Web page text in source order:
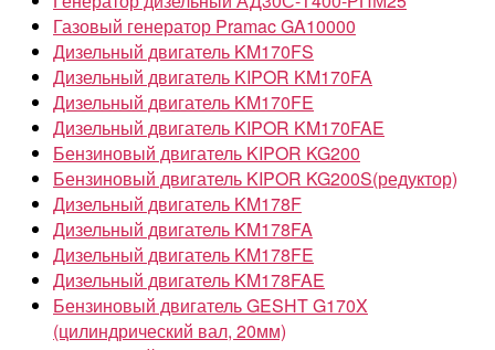
Газовый генератор Pramac GA10000
Дизельный двигатель KM170FS
Дизельный двигатель KIPOR KM170FA
Дизельный двигатель KM170FE
Дизельный двигатель KIPOR KM170FAE
Бензиновый двигатель KIPOR KG200
Бензиновый двигатель KIPOR KG200S(редуктор)
Дизельный двигатель KM178F
Дизельный двигатель KM178FA
Дизельный двигатель KM178FE
Дизельный двигатель KM178FAE
Бензиновый двигатель GESHT G170X
(цилиндрический вал, 20мм)